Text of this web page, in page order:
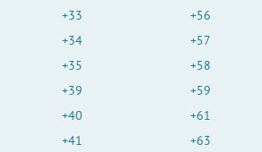
+33
+34
+35
+39
+40
+41
+56
+57
+58
+59
+61
+63